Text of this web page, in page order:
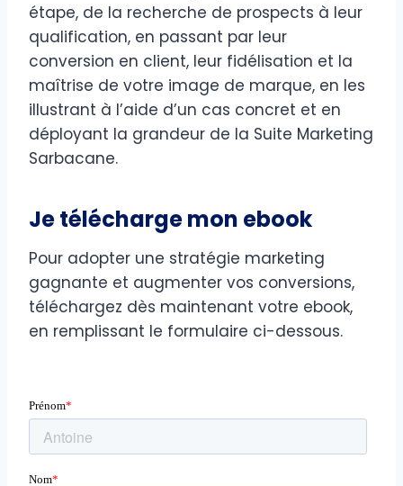
étape, de la recherche de prospects à leur
qualification, en passant par leur
conversion en client, leur fidélisation et la
maîtrise de votre image de marque, en les
illustrant à l’aide d’un cas concret et en
déployant la grandeur de la Suite Marketing
Sarbacane.
Je télécharge mon ebook
Pour adopter une stratégie marketing
gagnante et augmenter vos conversions,
téléchargez dès maintenant votre ebook,
en remplissant le formulaire ci-dessous.